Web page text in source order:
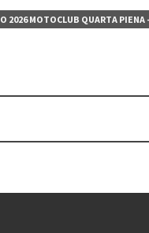
2026 MOTOCLUB QUARTA PIENA